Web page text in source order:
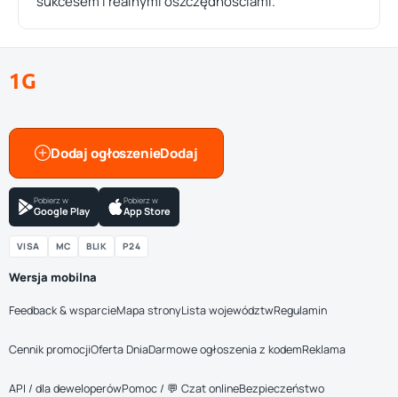
1G
Dodaj ogłoszenie
Pobierz w
Google Play
Pobierz w
App Store
VISA MC BLIK P24
Wersja mobilna
Feedback & wsparcieMapa stronyLista województwRegulamin
Cennik promocjiOferta DniaDarmowe ogłoszenia z kodemReklama
API / dla deweloperówPomoc / 💬 Czat onlineBezpieczeństwo